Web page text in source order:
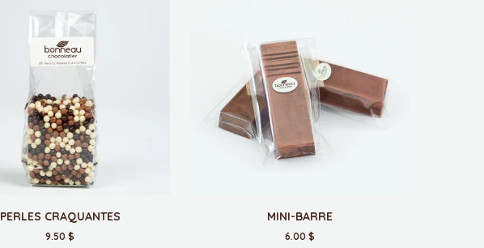
PERLES CRAQUANTES
9.50 $
MINI-BARRE
6.00 $